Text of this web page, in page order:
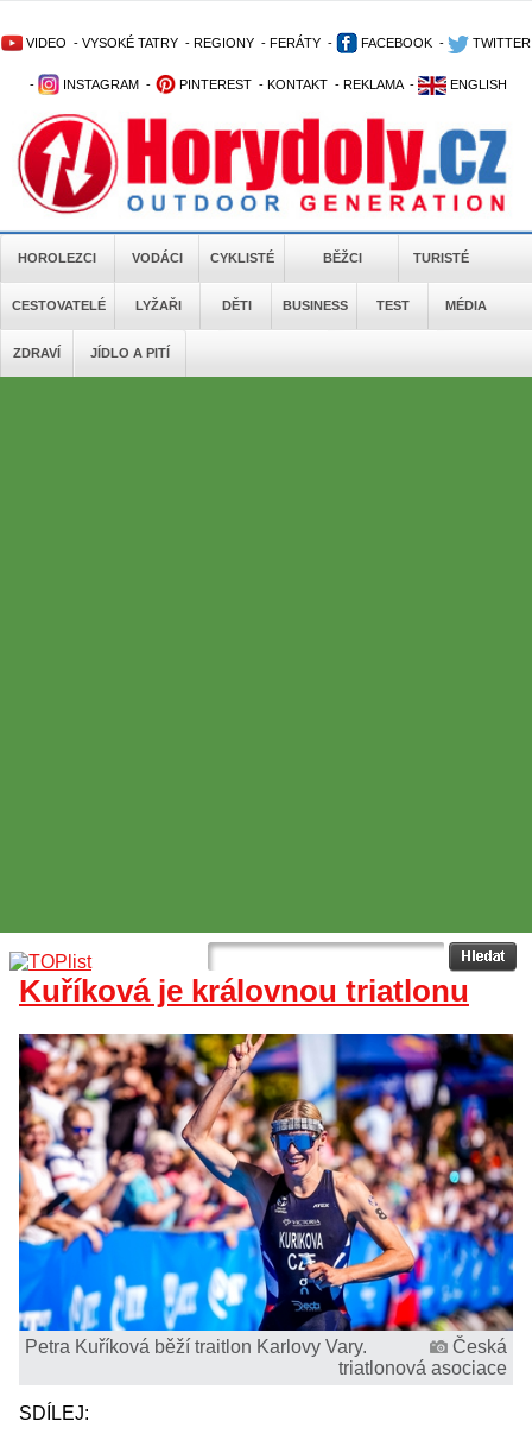
VIDEO - VYSOKÉ TATRY - REGIONY - FERÁTY - FACEBOOK - TWITTER
- INSTAGRAM - PINTEREST - KONTAKT - REKLAMA - ENGLISH
HOROLEZCI VODÁCI CYKLISTÉ BĚŽCI TURISTÉ
CESTOVATELÉ LYŽAŘI DĚTI BUSINESS TEST MÉDIA
ZDRAVÍ JÍDLO A PITÍ
Kuříková je královnou triatlonu
Petra Kuříková běží traitlon Karlovy Vary.
Česká
triatlonová asociace
SDÍLEJ: